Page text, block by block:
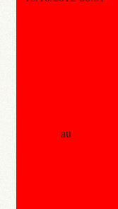
au